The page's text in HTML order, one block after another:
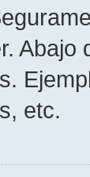
Abajo
etc.